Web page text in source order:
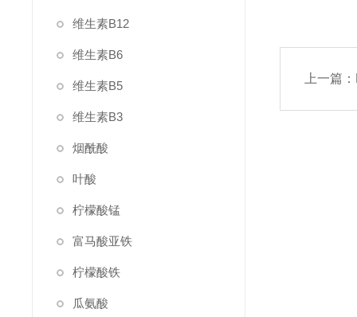
维生素B12
维生素B6
维生素B5
维生素B3
烟酰酸
叶酸
柠檬酸锰
富马酸亚铁
柠檬酸铁
瓜氨酸
上一篇：